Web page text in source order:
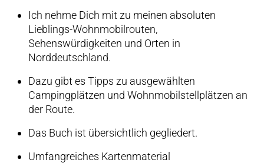
Ich nehme Dich mit zu meinen absoluten
Lieblings-Wohnmobilrouten,
Sehenswürdigkeiten und Orten in
Norddeutschland.
Dazu gibt es Tipps zu ausgewählten
Campingplätzen und Wohnmobilstellplätzen an
der Route.
Das Buch ist übersichtlich gegliedert.
Umfangreiches Kartenmaterial